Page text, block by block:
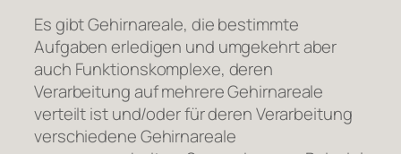
Es gibt Gehirnareale, die bestimmte
Aufgaben erledigen und umgekehrt aber
auch Funktionskomplexe, deren
Verarbeitung auf mehrere Gehirnareale
verteilt ist und/oder für deren Verarbeitung
verschiedene Gehirnareale